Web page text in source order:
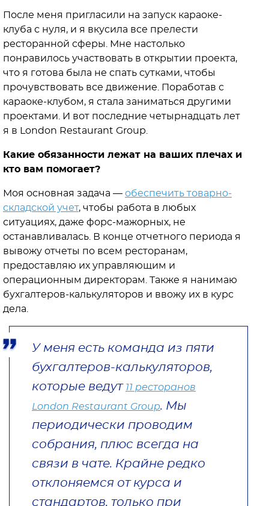
После меня пригласили на запуск караоке-
клуба с нуля, и я вкусила все прелести
ресторанной сферы. Мне настолько
понравилось участвовать в открытии проекта,
что я готова была не спать сутками, чтобы
прочувствовать все движение. Поработав с
караоке-клубом, я стала заниматься другими
проектами. И вот последние четырнадцать лет
я в London Restaurant Group.
Какие обязанности лежат на ваших плечах и
кто вам помогает?
Моя основная задача — обеспечить товарно-
складской учет, чтобы работа в любых
ситуациях, даже форс-мажорных, не
останавливалась. В конце отчетного периода я
вывожу отчеты по всем ресторанам,
предоставляю их управляющим и
операционным директорам. Также я нанимаю
бухгалтеров-калькуляторов и ввожу их в курс
дела.
У меня есть команда из пяти
бухгалтеров-калькуляторов,
которые ведут 11 ресторанов
London Restaurant Group. Мы
периодически проводим
собрания, плюс всегда на
связи в чате. Крайне редко
отклоняемся от курса и
стандартов, только при